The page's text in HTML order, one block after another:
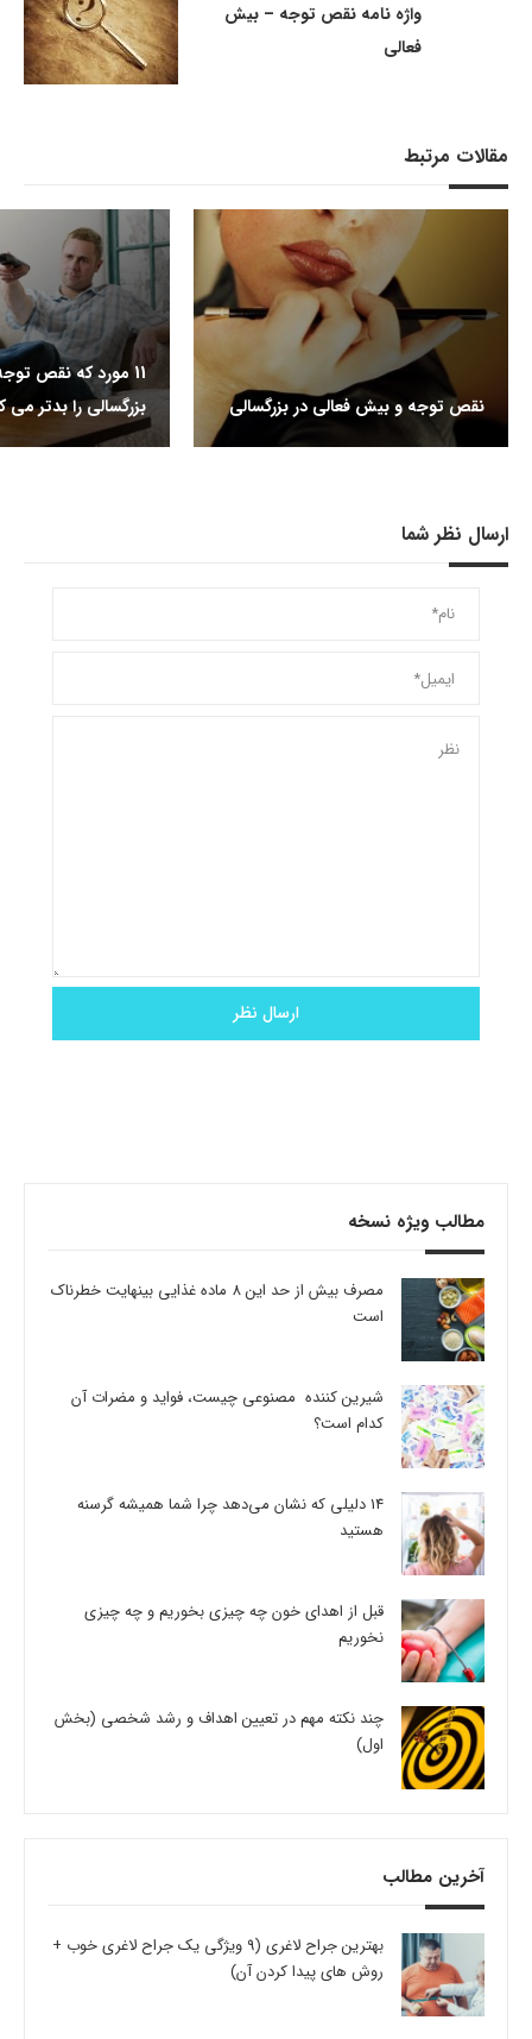
واژه نامه نقص توجه – بیش
فعالی
مقالات مرتبط
نقص توجه و بیش فعالی در بزرگسالی
11 مورد که نقص
بزرگسالی را بدتر می
ارسال نظر شما
مطالب ویژه نسخه
مصرف بیش از حد این 8 ماده غذایی بینهایت خطرناک
است
شیرین کننده مصنوعی چیست، فواید و مضرات آن
کدام است؟
14 دلیلی که نشان می‌دهد چرا شما همیشه گرسنه
هستید
قبل از اهدای خون چه چیزی بخوریم و چه چیزی
نخوریم
چند نکته مهم در تعیین اهداف و رشد شخصی (بخش
اول)
آخرین مطالب
بهترین جراح لاغری (9 ویژگی یک جراح لاغری خوب +
روش های پیدا کردن آن)